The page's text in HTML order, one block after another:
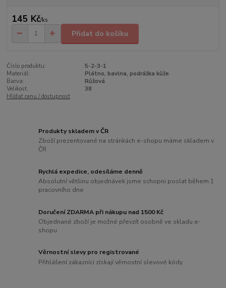
145 Kč/ks
Přidat do košíku
Číslo produktu:
5-2-3-1
Materiál:
Plátno, bavlna, podrážka kůže
Barva:
Růžová
Velikost:
38
Hlídat cenu / dostupnost
Produkty skladem v ČR
Zboží prezentované na stránkách e-shopu máme skladem v
ČR
Rychlá expedice, odesíláme denně
Absolutní většinu objednávek jsme schopni poslat během 1
pracovního dne
Doručení ZDARMA při nákupu nad 1500 Kč
Objednané zboží je možné převzít osobně ve skladu e-
shopu
Věrnostní slevy pro registrované
Přihlášení zákazníci získají věrnostní slevové kódy